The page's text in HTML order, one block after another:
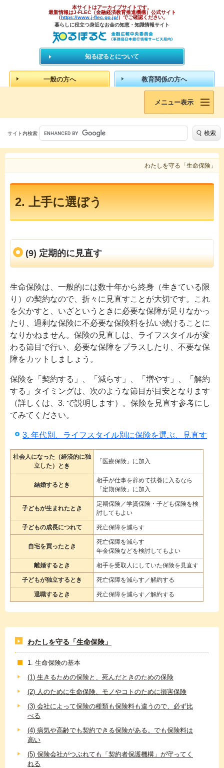
本サイトはアーカイブサイトです。
最新情報はJ-FLEC（金融経済教育推進機構）公式サイト
（https://www.j-flec.go.jp/）でご確認ください。
暮らしに役立つ身近なお金の知恵・知識情報サイト
知るぽるとについて
一般の方へ 教育関係の方へ
メニュー表示
サイト内検索 検索
わたしを守る「生命保険」
2. 上手に選ぼう
(9) 定期的に見直す
生命保険は、一般的には数十年から終身（生きている限
り）の契約なので、折々に見直すことが大切です。これ
を欠かすと、いざというときに必要な保障が足りなかっ
たり、過剰な保険に不必要な保険料を払い続けることに
なりかねません。保険の見直しは、ライフスタイルが変
わる節目で行い、必要な保障をプラスしたり、不要な保
障をカットしましょう。
保険を「契約する」、「減らす」、「増やす」、「解約
する」タイミングは、次のような節目が目安となります
（詳しくは、3. で説明します）。保険を見直す参考にし
てみてください。
3. 年代別、ライフスタイル別に保険を選ぶ、見直す
社会人になった（経済的に独
立した）とき
「医療保険」に加入
結婚するとき
相手が仕事を辞めて扶養に入るなら
「定期保険」に加入
子どもが生まれたとき
定期保険／学資保険・子ども保険を検
討してもよい
子どもの成長につれて 死亡保障を減らす
自宅を買ったとき
死亡保障を減らす
年金保険などを検討してもよい
離婚するとき 相手を受取人にしていた保険を見直す
子どもが独立するとき 死亡保障を減らす／解約する
退職するとき 死亡保障を減らす／解約する
わたしを守る「生命保険」
1. 生命保険の基本
(1) 生きるための保険と、死んだときのための保険
(2) 人のために生命保険、モノやコトのために損害保険
(3) 会社によって保険の種類も保険料も違うので、必ず比
べる
(4) 病気や高齢でも契約できる保険がある。でも保険料は
高い
(5) 保険会社がつぶれても「契約者保護機構」が守ってく
れる